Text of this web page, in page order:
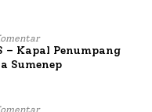
– Kapal Penumpang
Sumenep